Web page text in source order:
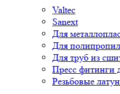
Valtec
Sanext
Для
Для
Для труб из
Пресс фитинги
Резьбовые